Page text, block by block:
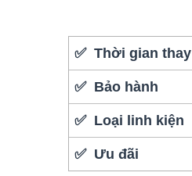
✅ Thời gian thay
✅ Bảo hành
✅ Loại linh kiện
✅ Ưu đãi